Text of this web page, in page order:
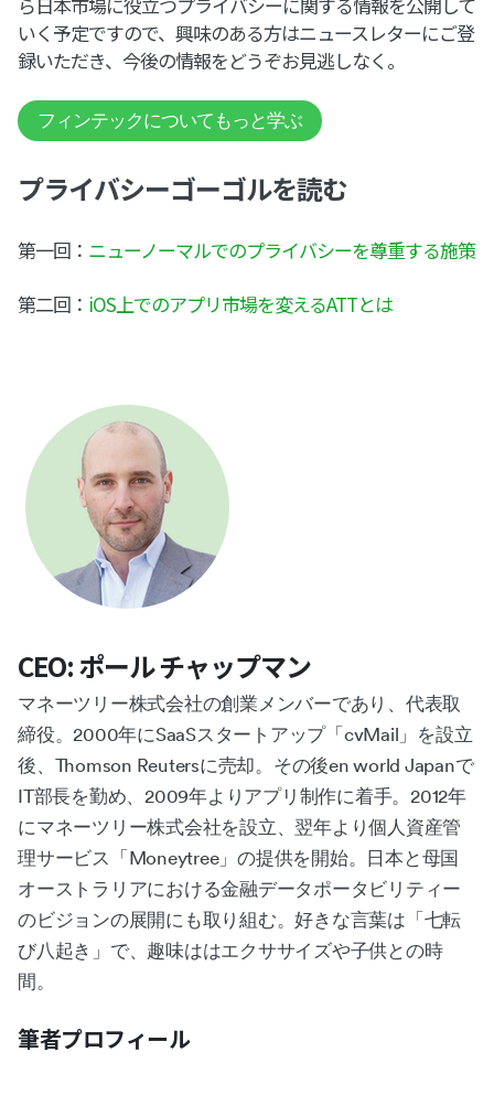
いく予定ですので、興味のある方はニュースレターにご登
録いただき、今後の情報をどうぞお見逃しなく。
フィンテックについてもっと学ぶ
プライバシーゴーゴルを読む
第一回： ニューノーマルでのプライバシーを尊重する施策
第二回： iOS上でのアプリ市場を変えるATTとは
CEO: ポール チャップマン
マネーツリー株式会社の創業メンバーであり、代表取
締役。2000年にSaaSスタートアップ「cvMail」を設立
後、Thomson Reutersに売却。その後en world Japanで
IT部長を勤め、2009年よりアプリ制作に着手。2012年
にマネーツリー株式会社を設立、翌年より個人資産管
理サービス「Moneytree」の提供を開始。日本と母国
オーストラリアにおける金融データポータビリティー
のビジョンの展開にも取り組む。好きな言葉は「七転
び八起き」で、趣味ははエクササイズや子供との時
間。
筆者プロフィール